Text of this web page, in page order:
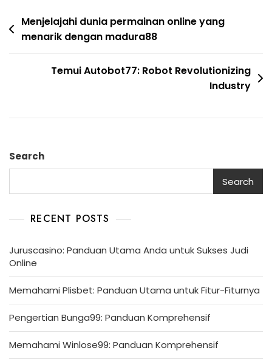
Post
navigation
Menjelajahi dunia permainan online yang
menarik dengan madura88
Temui Autobot77: Robot Revolutionizing
Industry
Search
Search
RECENT POSTS
Juruscasino: Panduan Utama Anda untuk Sukses Judi
Online
Memahami Plisbet: Panduan Utama untuk Fitur-Fiturnya
Pengertian Bunga99: Panduan Komprehensif
Memahami Winlose99: Panduan Komprehensif